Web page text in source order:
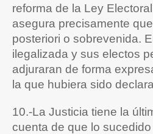
reforma de la Ley
asegura precisamente
posteriori o sobrevenida.
ilegalizada y sus electos
adjuraran de forma
la que hubiera sido
10.-La Justicia tiene la
cuenta de que lo